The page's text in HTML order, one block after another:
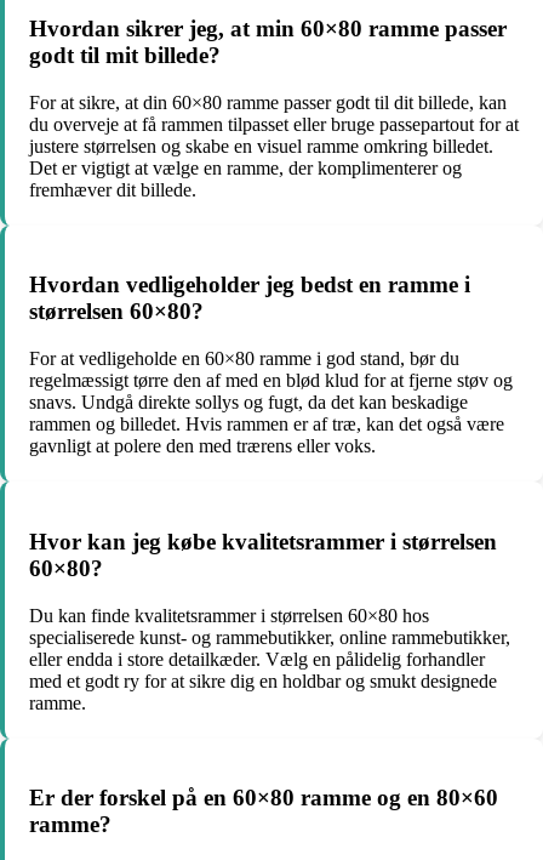
Hvordan sikrer jeg, at min 60×80 ramme passer
godt til mit billede?
For at sikre, at din 60×80 ramme passer godt til dit billede, kan
du overveje at få rammen tilpasset eller bruge passepartout for at
justere størrelsen og skabe en visuel ramme omkring billedet.
Det er vigtigt at vælge en ramme, der komplimenterer og
fremhæver dit billede.
Hvordan vedligeholder jeg bedst en ramme i
størrelsen 60×80?
For at vedligeholde en 60×80 ramme i god stand, bør du
regelmæssigt tørre den af med en blød klud for at fjerne støv og
snavs. Undgå direkte sollys og fugt, da det kan beskadige
rammen og billedet. Hvis rammen er af træ, kan det også være
gavnligt at polere den med trærens eller voks.
Hvor kan jeg købe kvalitetsrammer i størrelsen
60×80?
Du kan finde kvalitetsrammer i størrelsen 60×80 hos
specialiserede kunst- og rammebutikker, online rammebutikker,
eller endda i store detailkæder. Vælg en pålidelig forhandler
med et godt ry for at sikre dig en holdbar og smukt designede
ramme.
Er der forskel på en 60×80 ramme og en 80×60
ramme?